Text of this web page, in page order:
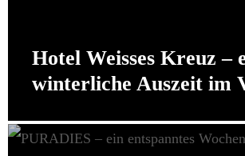
Hotel Weisses Kreuz –
winterliche Auszeit im